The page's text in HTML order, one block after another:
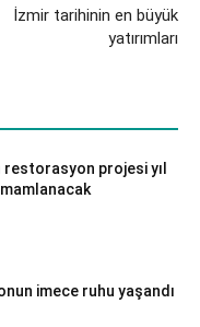
İzmir tarihinin en büyük
yatırımları
restorasyon projesi yıl
imece ruhu yaşandı